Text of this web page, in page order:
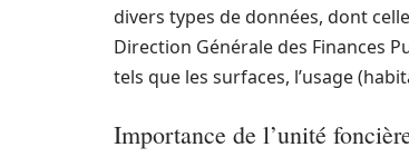
divers types de données, dont
Direction Générale des Finances
tels que les surfaces, l’usage
Importance de l’unité